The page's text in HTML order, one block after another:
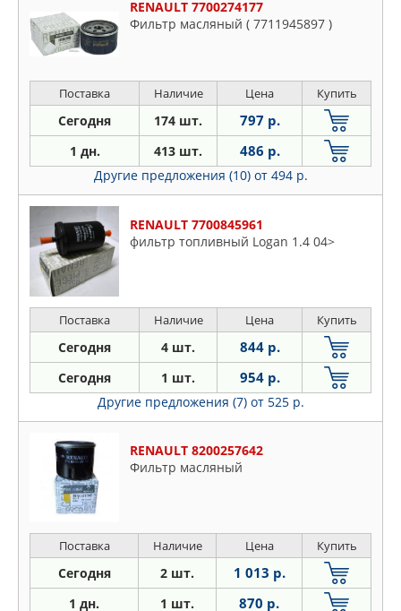
RENAULT 7700274177
Фильтр масляный ( 7711945897 )
Поставка Наличие Цена Купить
Сегодня 174 шт. 797 р.
1 дн. 413 шт. 486 р.
Другие предложения (10) от 494 р.
RENAULT 7700845961
фильтр топливный Logan 1.4 04>
Поставка Наличие Цена Купить
Сегодня 4 шт. 844 р.
Сегодня 1 шт. 954 р.
Другие предложения (7) от 525 р.
RENAULT 8200257642
Фильтр масляный
Поставка Наличие Цена Купить
Сегодня 2 шт. 1 013 р.
1 дн. 1 шт. 870 р.